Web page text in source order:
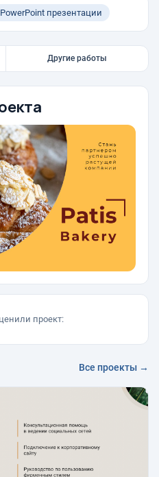
PowerPoint презентации
Другие работы
проект:
Все проекты →